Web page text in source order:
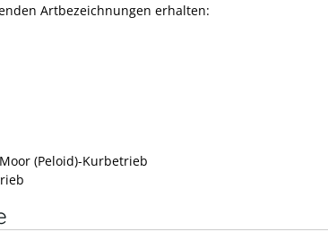
Artbezeichnungen erhalten:
(Peloid)-Kurbetrieb